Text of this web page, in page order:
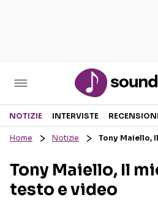
Sezioni
RECENSIONI MUSICALI
INTERVISTE
NOTIZIE INTERVISTE RECENSIONI
Home Notizie Tony Maiello,
Tony Maiello, Il
testo e video